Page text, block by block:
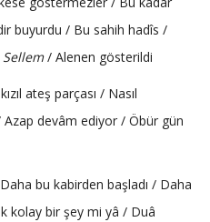
buyurdu / Bu sahih hadîs /
Sellem/ Alenen gösterildi
ateş parçası / Nasıl
devâm ediyor / Öbür gün
bu kabirden başladı / Daha
kolay bir şey mi yâ / Duâ